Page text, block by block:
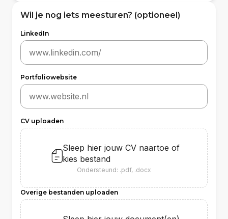
Wil je nog iets meesturen? (optioneel)
LinkedIn
Portfoliowebsite
CV uploaden
Sleep hier jouw CV naartoe of
kies bestand
Ondersteund: .pdf, .docx
Overige bestanden uploaden